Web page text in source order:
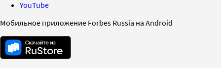
YouTube
Мобильное приложение Forbes Russia на Android